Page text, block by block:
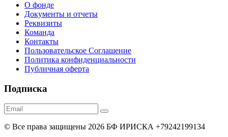
О фонде
Документы и отчеты
Реквизиты
Команда
Контакты
Пользовательское Соглашение
Политика конфиденциальности
Публичная оферта
Подписка
© Все права защищены 2026 БФ ИРИСКА +79242199134